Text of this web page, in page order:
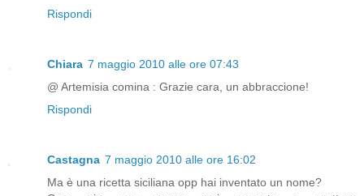
Rispondi
Chiara 7 maggio 2010 alle ore 07:43
@ Artemisia comina : Grazie cara, un abbraccione!
Rispondi
Castagna 7 maggio 2010 alle ore 16:02
Ma è una ricetta siciliana opp hai inventato un nome?